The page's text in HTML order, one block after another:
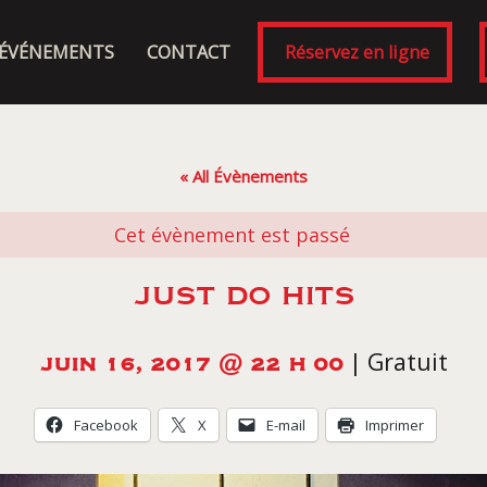
ÉVÉNEMENTS CONTACT Réservez en ligne
« All Évènements
Cet évènement est passé
JUST DO HITS
JUIN 16, 2017 @ 22 H 00 | Gratuit
Facebook X E-mail Imprimer